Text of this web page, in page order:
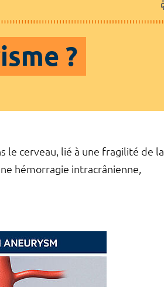
?
le cerveau, lié à une fragilité de la
hémorragie intracrânienne,